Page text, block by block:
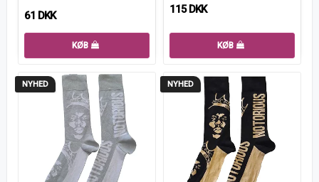
61 DKK
KØB
115 DKK
KØB
NYHED NYHED